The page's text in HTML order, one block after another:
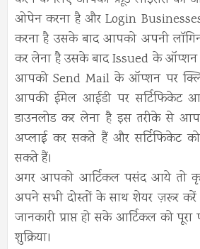
ओपेन करना है और Login
करना है उसके बाद आपको अपनी
कर लेना है उसके बाद Issued के ऑप्शन
आपको Send Mail के ऑप्शन पर
आपकी ईमेल आईडी पर सर्टिफिकेट
डाउनलोड कर लेना है इस तरीके से
अप्लाई कर सकते हैं और सर्टिफिकेट
सकते हैं।
अगर आपको आर्टिकल पसंद आये तो
अपने सभी दोस्तों के साथ शेयर ज़रूर करें
जानकारी प्राप्त हो सके आर्टिकल को
शुक्रिया।